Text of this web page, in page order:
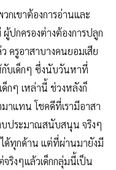
กเขาต้องการอ่านและ
ปกครองต่างต้องการปลูก
ครูอาสาบางคนยอมเสีย
กับเด็กๆ ซึ่งนับวันหาที่
กๆ เหล่านี้ ช่วงหลังก็
าแทน โชคดีที่เรามีอาสา
ประมาณสนับสนุน จริงๆ
ด้ทุกด้าน แต่ที่ผ่านมายังมี
จริงๆแล้วเด็กกลุ่มนี้เป็น